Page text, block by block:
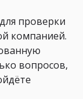
проверки
компанией.
вопросов,